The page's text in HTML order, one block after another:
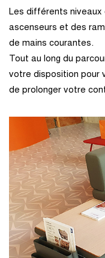
Les différents niveaux
ascenseurs et des
de mains courantes.
Tout au long du
votre disposition pour
de prolonger votre